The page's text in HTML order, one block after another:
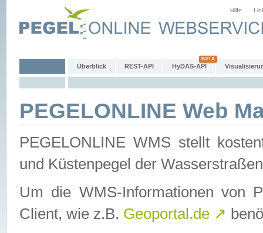
Hilfe
Überblick REST-API HyDAS-API
PEGELONLINE Web
PEGELONLINE WMS stellt
und Küstenpegel der
Um die WMS-Informationen von
Client, wie z.B. Geoportal.de ↗